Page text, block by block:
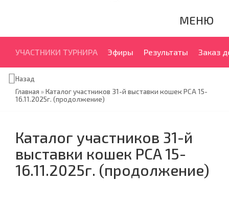
МЕНЮ
УЧАСТНИКИ ТУРНИРА Эфиры Результаты Заказ
Назад
Главная »Каталог участников 31-й выставки кошек PCA 15-
16.11.2025г. (продолжение)
Каталог участников 31-й
выставки кошек PCA 15-
16.11.2025г. (продолжение)